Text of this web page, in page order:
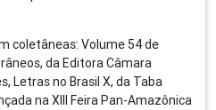
coletâneas: Volume 54 de
da Editora Câmara
Letras no Brasil X, da Taba
na XIII Feira Pan-Amazônica